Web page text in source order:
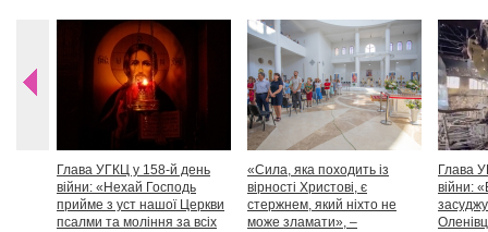
Глава УГКЦ у 158-й день
війни: «Нехай Господь
прийме з уст нашої Церкви
псалми та моління за всіх
«Сила, яка походить із
вірності Христові, є
стержнем, який ніхто не
може зламати», –
Глава
війни: